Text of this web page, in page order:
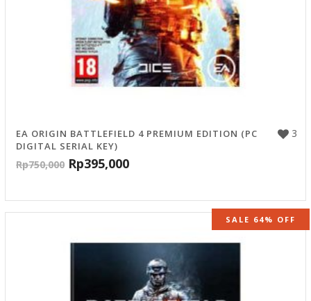
3
EA ORIGIN BATTLEFIELD 4 PREMIUM EDITION (PC
DIGITAL SERIAL KEY)
Rp750,000 Rp395,000
SALE 64% OFF